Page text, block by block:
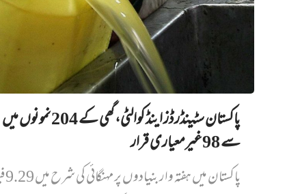
پاکستان سٹینڈرڈز اینڈ کوالٹی، گھی کے 204 نمونوں میں‌
سے 98 غیرمعیاری قرار